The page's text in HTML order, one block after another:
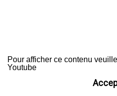
Pour afficher ce contenu
Youtube